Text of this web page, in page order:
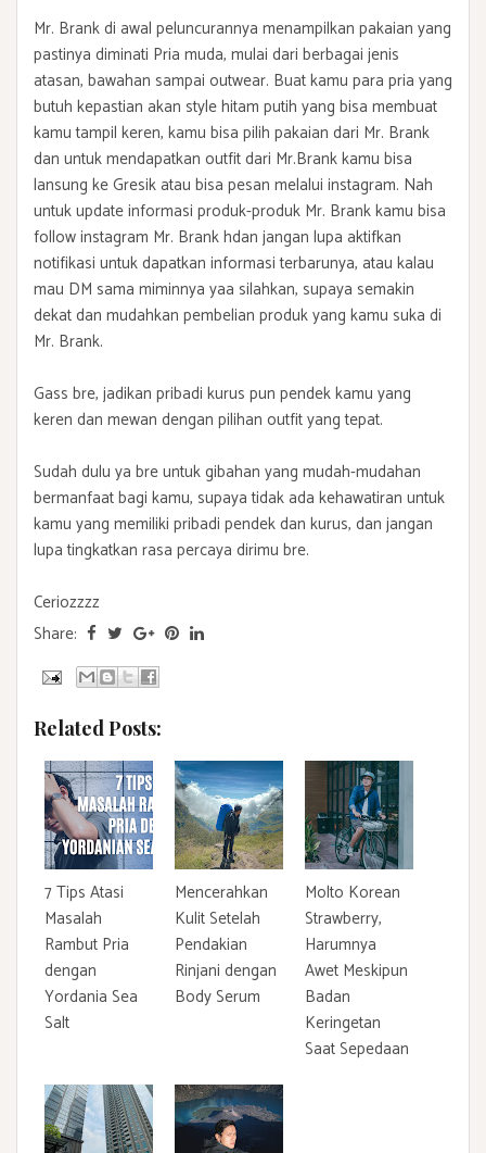
Mr. Brank di awal peluncurannya menampilkan pakaian yang
pastinya diminati Pria muda, mulai dari berbagai jenis
atasan, bawahan sampai outwear. Buat kamu para pria yang
butuh kepastian akan style hitam putih yang bisa membuat
kamu tampil keren, kamu bisa pilih pakaian dari Mr. Brank
dan untuk mendapatkan outfit dari Mr.Brank kamu bisa
lansung ke Gresik atau bisa pesan melalui instagram. Nah
untuk update informasi produk-produk Mr. Brank kamu bisa
follow instagram Mr. Brankhdan jangan lupa aktifkan
notifikasi untuk dapatkan informasi terbarunya, atau kalau
mau DM sama miminnya yaa silahkan, supaya semakin
dekat dan mudahkan pembelian produk yang kamu suka di
Mr. Brank.
Gass bre, jadikan pribadi kurus pun pendek kamu yang
keren dan mewan dengan pilihan outfit yang tepat.
Sudah dulu ya bre untuk gibahan yang mudah-mudahan
bermanfaat bagi kamu, supaya tidak ada kehawatiran untuk
kamu yang memiliki pribadi pendek dan kurus, dan jangan
lupa tingkatkan rasa percaya dirimu bre.
Ceriozzzz
Share:
Related Posts:
7 Tips Atasi
Masalah
Rambut Pria
dengan
Yordania Sea
Salt
Mencerahkan
Kulit Setelah
Pendakian
Rinjani dengan
Body Serum
Molto Korean
Strawberry,
Harumnya
Awet Meskipun
Badan
Keringetan
Saat Sepedaan